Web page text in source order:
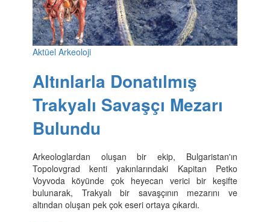
Aktüel Arkeoloji
Altınlarla Donatılmış
Trakyalı Savaşçı Mezarı
Bulundu
Arkeologlardan oluşan bir ekip, Bulgaristan'ın
Topolovgrad kenti yakınlarındaki Kapitan Petko
Voyvoda köyünde çok heyecan verici bir keşifte
bulunarak, Trakyalı bir savaşçının mezarını ve
altından oluşan pek çok eseri ortaya çıkardı.